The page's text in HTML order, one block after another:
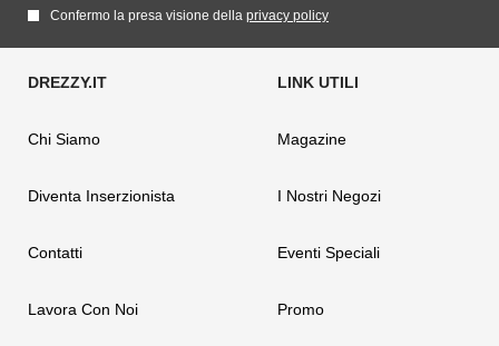
Confermo la presa visione della privacy policy
Chi Siamo
Diventa Inserzionista
Contatti
Lavora Con Noi
Magazine
I Nostri Negozi
Eventi Speciali
Promo